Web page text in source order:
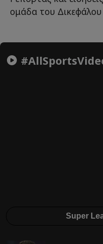
ομάδα του Δικεφάλου
Super